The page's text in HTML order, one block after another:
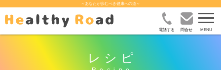
～あなたが歩むべき健康への道～
電話する 問合せ
レシピ